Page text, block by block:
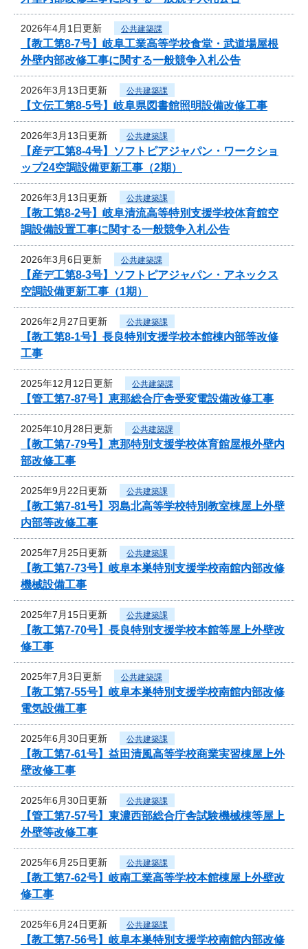
2026年4月1日更新 公共建築課
【教工第8-7号】岐阜工業高等学校食堂・武道場屋根
外壁内部改修工事に関する一般競争入札公告
2026年3月13日更新 公共建築課
【文伝工第8-5号】岐阜県図書館照明設備改修工事
2026年3月13日更新 公共建築課
【産デ工第8-4号】ソフトピアジャパン・ワークショ
ップ24空調設備更新工事（2期）
2026年3月13日更新 公共建築課
【教工第8-2号】岐阜清流高等特別支援学校体育館空
調設備設置工事に関する一般競争入札公告
2026年3月6日更新 公共建築課
【産デ工第8-3号】ソフトピアジャパン・アネックス
空調設備更新工事（1期）
2026年2月27日更新 公共建築課
【教工第8-1号】長良特別支援学校本館棟内部等改修
工事
2025年12月12日更新 公共建築課
【管工第7-87号】恵那総合庁舎受変電設備改修工事
2025年10月28日更新 公共建築課
【教工第7-79号】恵那特別支援学校体育館屋根外壁内
部改修工事
2025年9月22日更新 公共建築課
【教工第7-81号】羽島北高等学校特別教室棟屋上外壁
内部等改修工事
2025年7月25日更新 公共建築課
【教工第7-73号】岐阜本巣特別支援学校南館内部改修
機械設備工事
2025年7月15日更新 公共建築課
【教工第7-70号】長良特別支援学校本館等屋上外壁改
修工事
2025年7月3日更新 公共建築課
【教工第7-55号】岐阜本巣特別支援学校南館内部改修
電気設備工事
2025年6月30日更新 公共建築課
【教工第7-61号】益田清風高等学校商業実習棟屋上外
壁改修工事
2025年6月30日更新 公共建築課
【管工第7-57号】東濃西部総合庁舎試験機械棟等屋上
外壁等改修工事
2025年6月25日更新 公共建築課
【教工第7-62号】岐南工業高等学校本館棟屋上外壁改
修工事
2025年6月24日更新 公共建築課
【教工第7-56号】岐阜本巣特別支援学校南館内部改修